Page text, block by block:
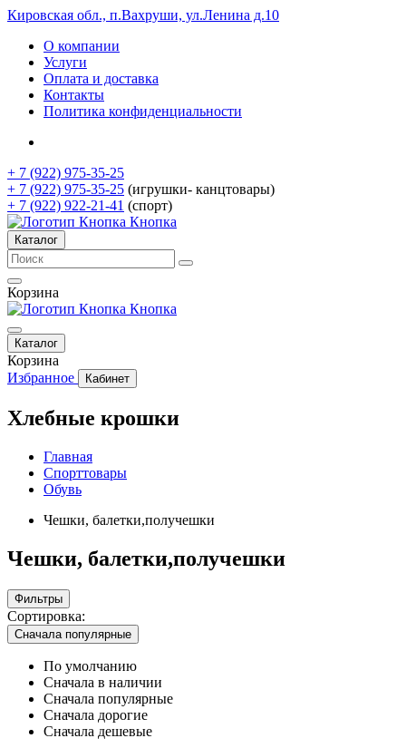
Кировская обл., п.Вахруши, ул.Ленина д.10
О компании
Услуги
Оплата и доставка
Контакты
Политика конфиденциальности
+ 7 (922) 975-35-25
+ 7 (922) 975-35-25 (игрушки- канцтовары)
+ 7 (922) 922-21-41 (спорт)
Кнопка
Каталог
Корзина
Кнопка
Каталог
Корзина
Избранное
Кабинет
Хлебные крошки
Главная
Спорттовары
Обувь
Чешки, балетки,получешки
Чешки, балетки,получешки
Фильтры
Сортировка:
Сначала популярные
По умолчанию
Сначала в наличии
Сначала популярные
Сначала дорогие
Сначала дешевые